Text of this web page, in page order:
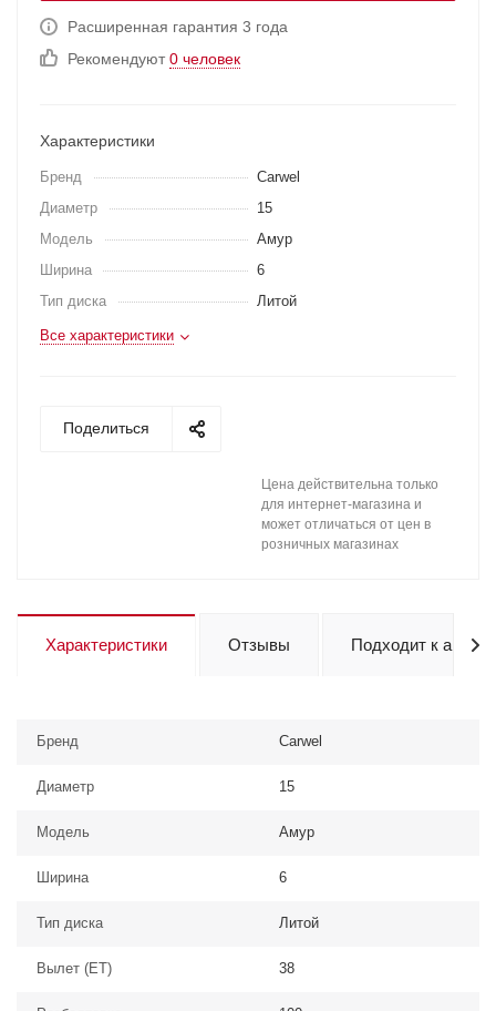
Расширенная гарантия 3 года
Рекомендуют0 человек
Характеристики
Бренд
Carwel
Диаметр
15
Модель
Амур
Ширина
6
Тип диска
Литой
Все характеристики
Поделиться
Цена действительна только
для интернет-магазина и
может отличаться от цен в
розничных магазинах
Характеристики Отзывы Подходит к авто
Бренд Carwel
Диаметр 15
Модель Амур
Ширина 6
Тип диска Литой
Вылет (ЕТ) 38